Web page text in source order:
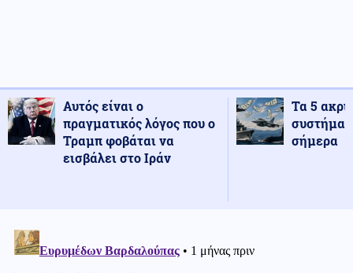
Αυτός είναι ο
πραγματικός λόγος που ο
Τραμπ φοβάται να
εισβάλει στο Ιράν
Τα 5
σήμερα